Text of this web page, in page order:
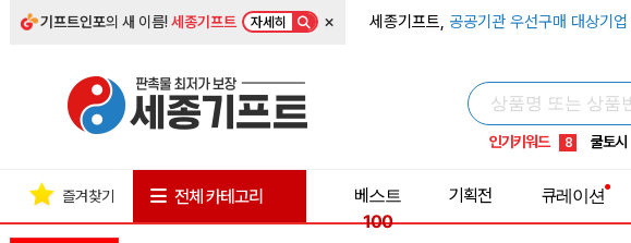
기프트인포의 새 이름!세종기프트 자세히 × 세종기프트, 공공기관 우선구매 대상기업
인기키워드
5 키캡
8 쿨토시
9 넥쿨러
1 선풍기
즐겨찾기 전체 카테고리
베스트
100
기획전 큐레이션